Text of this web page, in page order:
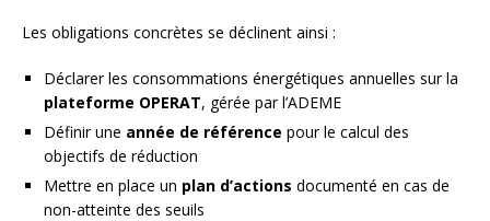
Les obligations concrètes se déclinent ainsi :
Déclarer les consommations énergétiques annuelles sur la
plateforme OPERAT, gérée par l’ADEME
Définir une année de référence pour le calcul des
objectifs de réduction
Mettre en place un plan d’actions documenté en cas de
non-atteinte des seuils